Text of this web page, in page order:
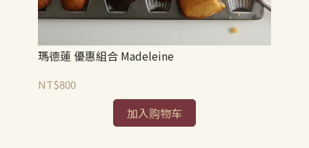
瑪德蓮 優惠組合 Madeleine
NT$800
加入购物车